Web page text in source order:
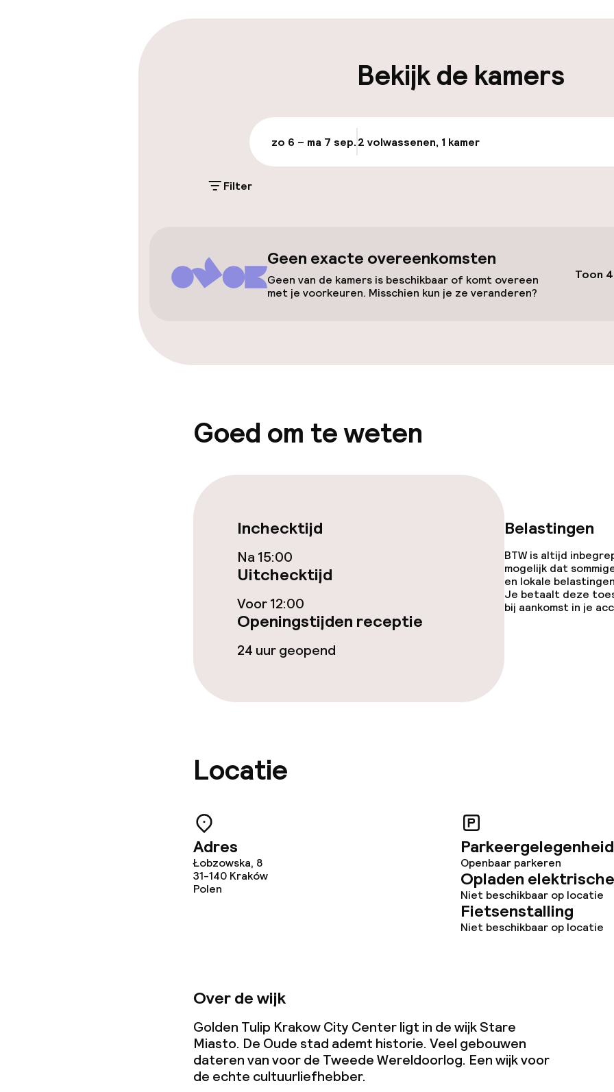
Luchthavenshuttle
Toegankelijkheid
Entertainment
Eet- en drinkgelegenheden
Bar
Eet- en drinkdiensten
Ontbijtbuffet
Lunch à la carte
Roomservice
Dieetopties
Glutenvrije opties
Wasservice
Zakelijke faciliteiten
Conferentieruimte
Overal rookvrij
Bekijk de kamers
zo 6 – ma 7 sep.2 volwassenen, 1 kamer
Filter
Geen exacte overeenkomsten
Geen van de kamers is beschikbaar of komt overeen
met je voorkeuren. Misschien kun je ze veranderen?
Toon
Goed om te weten
Inchecktijd
Na 15:00
Uitchecktijd
Voor 12:00
Openingstijden receptie
24 uur geopend
Belastingen
BTW is altijd
mogelijk dat
en lokale
Je betaalt deze
bij aankomst in je
Locatie
Adres
Łobzowska, 8
31-140 Kraków
Polen
Parkeergelegenheid
Openbaar parkeren
Opladen
Niet beschikbaar op locatie
Fietsenstalling
Niet beschikbaar op locatie
Over de wijk
Golden Tulip Krakow City Center ligt in de wijk Stare
Miasto. De Oude stad ademt historie. Veel gebouwen
dateren van voor de Tweede Wereldoorlog. Een wijk voor
de echte cultuurliefhebber.